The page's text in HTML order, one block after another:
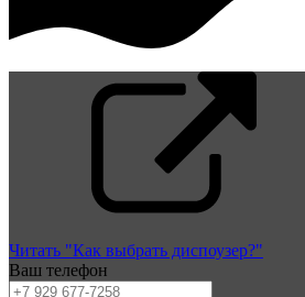
Читать "Как выбрать диспоузер?"
Ваш телефон